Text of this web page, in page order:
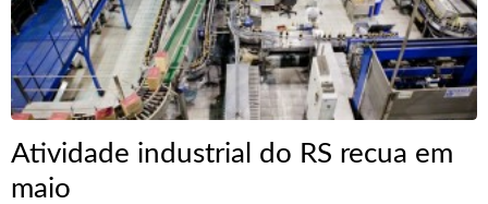
Atividade industrial do RS recua em
maio